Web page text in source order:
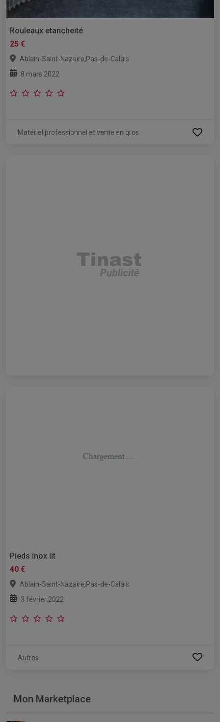
Rouleaux etancheité
25 €
Ablain-Saint-Nazaire,Pas-de-Calais
8 mars 2022
Matériel professionnel et vente en gros
Pieds inox lit
40 €
Ablain-Saint-Nazaire,Pas-de-Calais
3 février 2022
Autres
Mon Marketplace